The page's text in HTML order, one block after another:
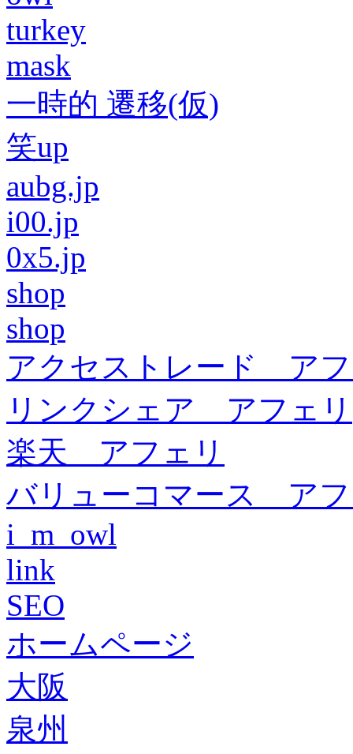
turkey
mask
一時的 遷移(仮)
笑up
aubg.jp
i00.jp
0x5.jp
shop
shop
アクセストレード ア
リンクシェア アフェリ
楽天 アフェリ
バリューコマース ア
i_m_owl
link
SEO
ホームページ
大阪
泉州